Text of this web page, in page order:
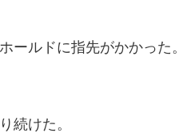
ールドに指先がかかった。
続けた。